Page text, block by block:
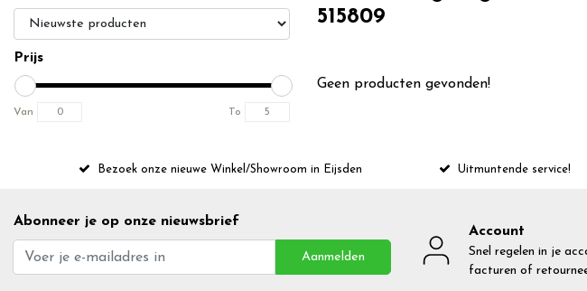
Prijs
Van To
515809
Geen producten gevonden!
Bezoek onze nieuwe Winkel/Showroom in Eijsden Uitmuntende service!
Abonneer je op onze nieuwsbrief
Aanmelden
Account
Snel regelen in je
facturen of